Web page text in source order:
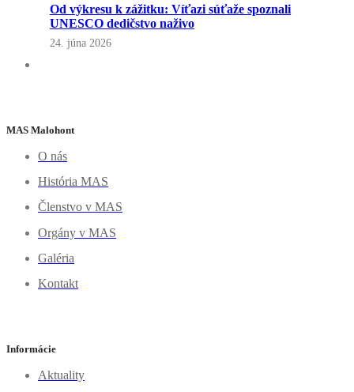
Od výkresu k zážitku: Víťazi súťaže spoznali
UNESCO dedičstvo naživo
24. júna 2026
MAS Malohont
O nás
História MAS
Členstvo v MAS
Orgány v MAS
Galéria
Kontakt
Informácie
Aktuality